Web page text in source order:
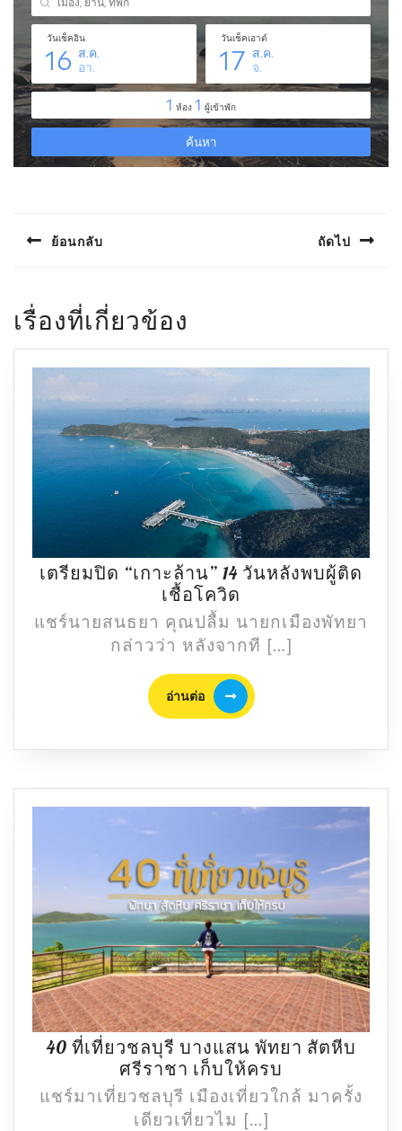
เรื่องย้อนกลับ ถัดไป
เรื่องที่เกี่ยวข้อง
เตรียมปิด “เกาะล้าน” 14 วันหลังพบผู้ติด
เชื้อโควิด
ปิด
“เกาะ
ล้าน”
14
วัน
หลัง
พบ
ติด
เชื้อ
วิด
แชร์นายสนธยา คุณปลื้ม นายกเมืองพัทยา
กล่าวว่า หลังจากที […]
อ่านต่อ
อ่าน
ต่อ
40 ที่เที่ยวชลบุรี บางแสน พัทยา สัตหีบ
ศรีราชา เก็บให้ครบ
ที่
แชร์มาเที่ยวชลบุรี เมืองเที่ยวใกล้ มาครั้ง
เดียวเที่ยวไม […]